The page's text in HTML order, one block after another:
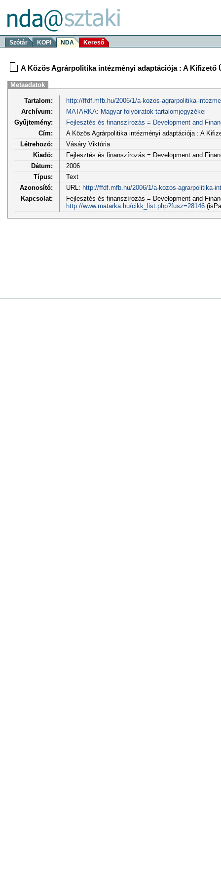
Szótár KOPI NDA Kereső
A Közös Agrárpolitika intézményi adaptációja : A Kifizető
Metaadatok
Tartalom:
http://ffdf.mfb.hu/2006/1/a-kozos-agrarpolitika-
Archívum:
MATARKA: Magyar folyóiratok tartalomjegyzékei
Gyűjtemény:
Fejlesztés és finanszírozás = Development and
Cím:
A Közös Agrárpolitika intézményi adaptációja : A
Létrehozó:
Vásáry Viktória
Kiadó:
Fejlesztés és finanszírozás = Development and
Dátum:
2006
Típus:
Text
Azonosító:
URL: http://ffdf.mfb.hu/2006/1/a-kozos-agrarpolitika-
Kapcsolat:
Fejlesztés és finanszírozás = Development and
http://www.matarka.hu/cikk_list.php?fusz=28146